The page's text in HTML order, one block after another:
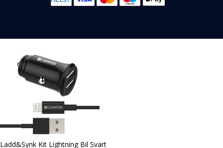
Ladd&Synk Kit Lightning Bil Svart